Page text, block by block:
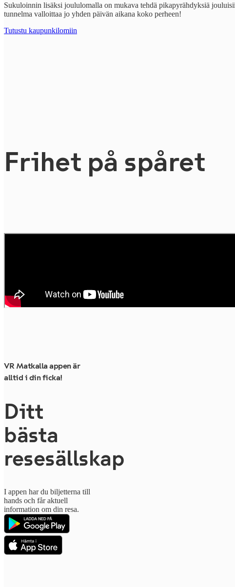
Sukuloinnin lisäksi joululomalla on mukava tehdä pikapyrähdyksiä
tunnelma valloittaa jo yhden päivän aikana koko perheen!
Tutustu kaupunkilomiin
Frihet på spåret
Ditt
bästa
resesällskap
VR Matkalla appen är
alltid i din ficka!
I appen har du biljetterna till
hands och får aktuell
information om din resa.